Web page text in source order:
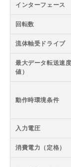
インターフェース
回転数
流体軸受ドライブ
最大データ転送速
値）
動作時環境条件
入力電圧
消費電力（定格）